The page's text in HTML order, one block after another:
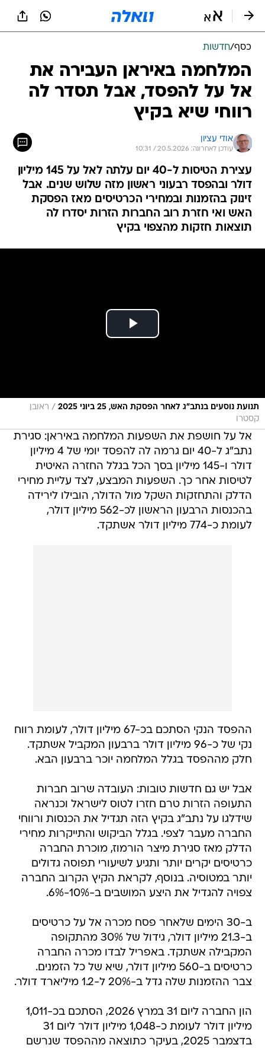
כסף/חדשות
המלחמה באיראן העבירה את
אל על להפסד, אבל תסדר לה
רווחי שיא בקיץ
אודי עציון
עודכן לאחרונה: 20.5.2026 / 10:31
עצירת הטיסות ל-40 יום עלתה לאל על 145 מיליון
דולר ובהפסד רבעוני ראשון מזה שלוש שנים. אבל
זינוק בהזמנות ובמחירי הכרטיסים מאז הפסקת
האש ואי חזרת רוב החברות הזרות יסדרו לה
תוצאות חזקות מהצפוי בקיץ
תנועת נוסעים בנתב"ג לאחר הפסקת האש, 25 ביוני 2025 / ראובן
קסטרו
אל על חושפת את השפעות המלחמה באיראן: סגירת
נתב"ג ל-40 יום גרמה לה להפסד יומי של 4 מיליון
דולר ו-145 מיליון בסך הכל בגלל החזרה האיטית
לטיסות אחר כך. השפעות המבצע, לצד עליית מחירי
הדלק והתחזקות השקל מול הדולר, הובילו לירידה
בהכנסות הרבעון הראשון לכ-562 מיליון דולר,
לעומת כ-774 מיליון דולר אשתקד.
ההפסד הנקי הסתכם בכ-67 מיליון דולר, לעומת רווח
נקי של כ-96 מיליון דולר ברבעון המקביל אשתקד.
חלק מההפסד בגלל המלחמה יוכר ברבעון הבא.
אבל יש גם חדשות טובות: העובדה שרוב חברות
התעופה הזרות טרם חזרו לטוס לישראל וכנראה
שידלגו על נתב"ג בקיץ הזה תגדיל את הכנסות ורווחי
החברה מעבר לצפי. בגלל הביקוש והתייקרות מחירי
הדלק מאז סגירת מיצר הורמוז, מוכרת החברה
כרטיסים יקרים יותר ותגיע לשיעורי תפוסה גדולים
יותר במטוסיה. בנוסף, לקראת הקיץ הקרוב החברה
צפויה להגדיל את היצע המושבים ב-10%-6%.
ב-30 הימים שלאחר פסח מכרה אל על כרטיסים
ב-21.3 מיליון דולר, גידול של 30% מהתקופה
המקבילה אשתקד. באפריל לבדו מכרה החברה
כרטיסים ב-560 מיליון דולר, שיא של כל הזמנים.
צבר ההזמנות שלה גדל ב-20% ל-1.2 מיליארד דולר.
הון החברה ליום 31 במרץ 2026, הסתכם בכ-1,011
מיליון דולר לעומת כ-1,048 מיליון דולר ליום 31
בדצמבר 2025, בעיקר כתוצאה מההפסד שנרשם